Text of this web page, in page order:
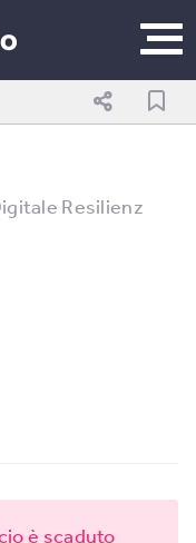
Resilienz
è scaduto